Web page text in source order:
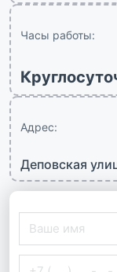
Часы работы:
Адрес:
Деповская